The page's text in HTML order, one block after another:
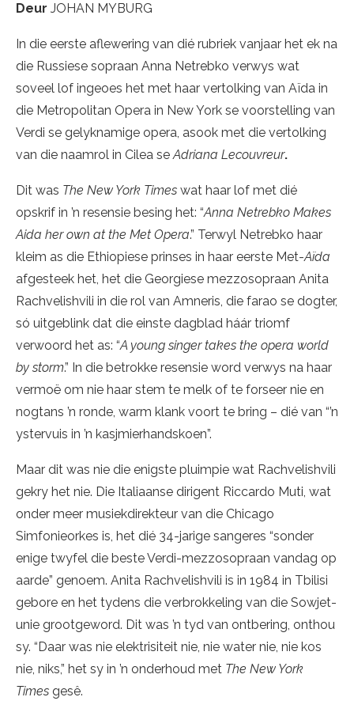
Deur JOHAN MYBURG
In die eerste aflewering van dié rubriek vanjaar het ek na
die Russiese sopraan Anna Netrebko verwys wat
soveel lof ingeoes het met haar vertolking van Aïda in
die Metropolitan Opera in New York se voorstelling van
Verdi se gelyknamige opera, asook met die vertolking
van die naamrol in Cilea seAdriana Lecouvreur.
Dit was The New York Times wat haar lof met dié
opskrif in ’n resensie besing het: “Anna Netrebko Makes
Aida her own at the Met Opera.” Terwyl Netrebko haar
kleim as die Ethiopiese prinses in haar eerste Met-Aïda
afgesteek het, het die Georgiese mezzosopraan Anita
Rachvelishvili in die rol van Amneris, die farao se dogter,
só uitgeblink dat die einste dagblad háár triomf
verwoord het as: “A young singer takes the opera world
by storm.” In die betrokke resensie word verwys na haar
vermoë om nie haar stem te melk of te forseer nie en
nogtans ’n ronde, warm klank voort te bring – dié van “’n
ystervuis in ’n kasjmierhandskoen”.
Maar dit was nie die enigste pluimpie wat Rachvelishvili
gekry het nie. Die Italiaanse dirigent Riccardo Muti, wat
onder meer musiekdirekteur van die Chicago
Simfonieorkes is, het dié 34-jarige sangeres “sonder
enige twyfel die beste Verdi-mezzosopraan vandag op
aarde” genoem. Anita Rachvelishvili is in 1984 in Tbilisi
gebore en het tydens die verbrokkeling van die Sowjet-
unie grootgeword. Dit was ’n tyd van ontbering, onthou
sy. “Daar was nie elektrisiteit nie, nie water nie, nie kos
nie, niks,” het sy in ’n onderhoud met The New York
Times gesê.